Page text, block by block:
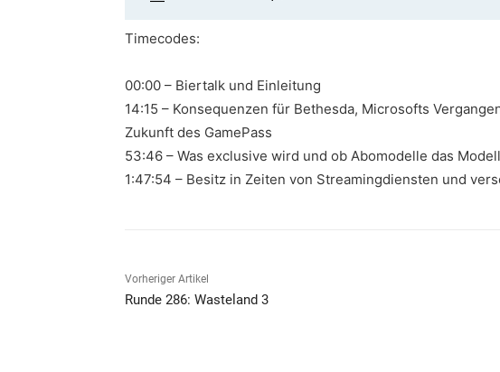
Timecodes:
00:00 – Biertalk und Einleitung
14:15 – Konsequenzen für Bethesda, Microsofts
Zukunft des GamePass
53:46 – Was exclusive wird und ob Abomodelle das
1:47:54 – Besitz in Zeiten von Streamingdiensten und
Vorheriger Artikel
Runde 286: Wasteland 3